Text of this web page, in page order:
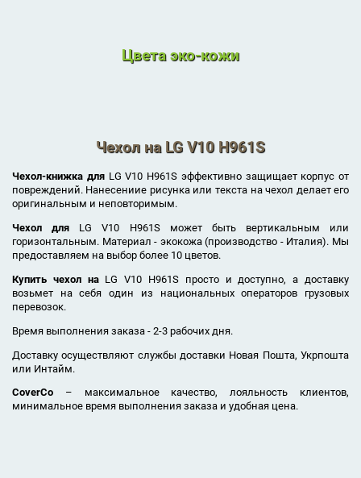
Цвета эко-кожи
Чехол на LG V10 H961S
Чехол-книжка для LG V10 H961S эффективно защищает корпус от
повреждений. Нанесениие рисунка или текста на чехол делает его
оригинальным и неповторимым.
Чехол для LG V10 H961S может быть вертикальным или
горизонтальным. Материал - экокожа (производство - Италия). Мы
предоставляем на выбор более 10 цветов.
Купить чехол на LG V10 H961S просто и доступно, а доставку
возьмет на себя один из национальных операторов грузовых
перевозок.
Время выполнения заказа - 2-3 рабочих дня.
Доставку осуществляют службы доставки Новая Пошта, Укрпошта
или Интайм.
CoverCo– максимальное качество, лояльность клиентов,
минимальное время выполнения заказа и удобная цена.